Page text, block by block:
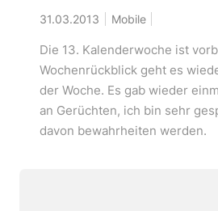
31.03.2013 Mobile
Die 13. Kalenderwoche ist
Wochenrückblick geht es
der Woche. Es gab wieder
an Gerüchten, ich bin sehr
davon bewahrheiten werden.